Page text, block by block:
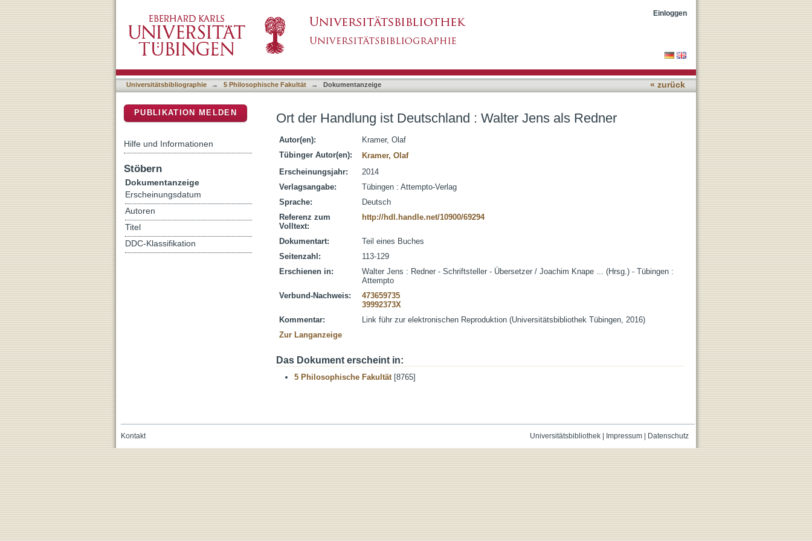
Einloggen
Universitätsbibliographie → 5 Philosophische Fakultät → Dokumentanzeige « zurück
Ort der Handlung ist Deutschland : Walter Jens als Redner
Autor(en):
Kramer, Olaf
Tübinger Autor(en):
Kramer, Olaf
Erscheinungsjahr:
2014
Verlagsangabe:
Tübingen : Attempto-Verlag
Sprache:
Deutsch
Referenz zum
Volltext:
http://hdl.handle.net/10900/69294
Dokumentart:
Teil eines Buches
Seitenzahl:
113-129
Erschienen in:
Walter Jens : Redner - Schriftsteller - Übersetzer / Joachim Knape ... (Hrsg.) - Tübingen :
Attempto
Verbund-Nachweis:
473659735
39992373X
Kommentar:
Link führ zur elektronischen Reproduktion (Universitätsbibliothek Tübingen, 2016)
Zur Langanzeige
Das Dokument erscheint in:
5 Philosophische Fakultät[8765]
PUBLIKATION MELDEN
Hilfe und Informationen
Stöbern
Dokumentanzeige
Erscheinungsdatum
Autoren
Titel
DDC-Klassifikation
Universitätsbibliothek| Impressum| Datenschutz
Kontakt